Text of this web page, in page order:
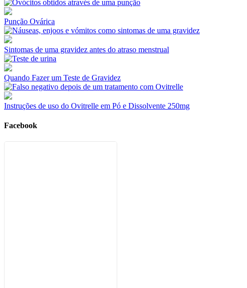
Punção Ovárica
Sintomas de uma gravidez antes do atraso menstrual
Quando Fazer um Teste de Gravidez
Instruções de uso do Ovitrelle em Pó e Dissolvente 250mg
Facebook